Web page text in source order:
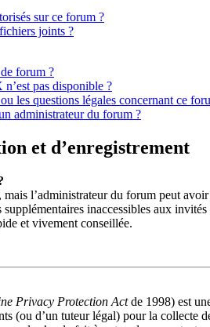
sur ce forum ?
joints ?
forum ?
pas disponible ?
les questions légales concernant ce
administrateur du forum ?
et d’enregistrement
l’administrateur du forum peut
inaccessibles aux
et vivement conseillée.
Privacy Protection Actde 1998) est
(ou d’un tuteur légal) pour la collecte